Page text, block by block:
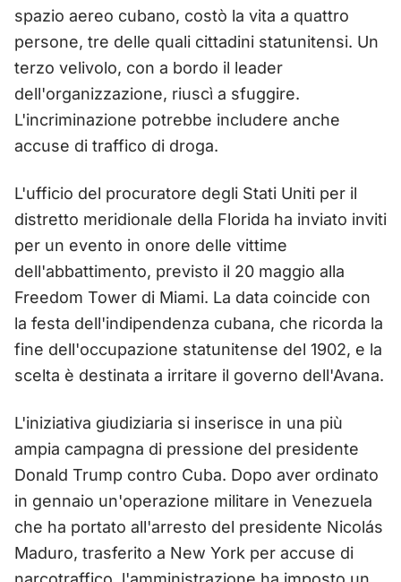
spazio aereo cubano, costò la vita a quattro
persone, tre delle quali cittadini statunitensi. Un
terzo velivolo, con a bordo il leader
dell'organizzazione, riuscì a sfuggire.
L'incriminazione potrebbe includere anche
accuse di traffico di droga.
L'ufficio del procuratore degli Stati Uniti per il
distretto meridionale della Florida ha inviato inviti
per un evento in onore delle vittime
dell'abbattimento, previsto il 20 maggio alla
Freedom Tower di Miami. La data coincide con
la festa dell'indipendenza cubana, che ricorda la
fine dell'occupazione statunitense del 1902, e la
scelta è destinata a irritare il governo dell'Avana.
L'iniziativa giudiziaria si inserisce in una più
ampia campagna di pressione del presidente
Donald Trump contro Cuba. Dopo aver ordinato
in gennaio un'operazione militare in Venezuela
che ha portato all'arresto del presidente Nicolás
Maduro, trasferito a New York per accuse di